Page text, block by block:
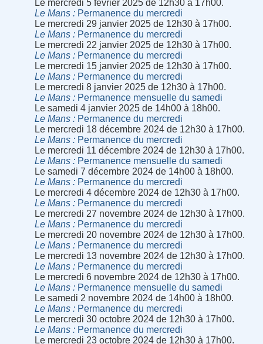
Le mercredi 5 février 2025 de 12h30 à 17h00.
Le Mans
Permanence du mercredi
Le mercredi 29 janvier 2025 de 12h30 à 17h00.
Le Mans
Permanence du mercredi
Le mercredi 22 janvier 2025 de 12h30 à 17h00.
Le Mans
Permanence du mercredi
Le mercredi 15 janvier 2025 de 12h30 à 17h00.
Le Mans
Permanence du mercredi
Le mercredi 8 janvier 2025 de 12h30 à 17h00.
Le Mans
Permanence mensuelle du samedi
Le samedi 4 janvier 2025 de 14h00 à 18h00.
Le Mans
Permanence du mercredi
Le mercredi 18 décembre 2024 de 12h30 à 17h00.
Le Mans
Permanence du mercredi
Le mercredi 11 décembre 2024 de 12h30 à 17h00.
Le Mans
Permanence mensuelle du samedi
Le samedi 7 décembre 2024 de 14h00 à 18h00.
Le Mans
Permanence du mercredi
Le mercredi 4 décembre 2024 de 12h30 à 17h00.
Le Mans
Permanence du mercredi
Le mercredi 27 novembre 2024 de 12h30 à 17h00.
Le Mans
Permanence du mercredi
Le mercredi 20 novembre 2024 de 12h30 à 17h00.
Le Mans
Permanence du mercredi
Le mercredi 13 novembre 2024 de 12h30 à 17h00.
Le Mans
Permanence du mercredi
Le mercredi 6 novembre 2024 de 12h30 à 17h00.
Le Mans
Permanence mensuelle du samedi
Le samedi 2 novembre 2024 de 14h00 à 18h00.
Le Mans
Permanence du mercredi
Le mercredi 30 octobre 2024 de 12h30 à 17h00.
Le Mans
Permanence du mercredi
Le mercredi 23 octobre 2024 de 12h30 à 17h00.